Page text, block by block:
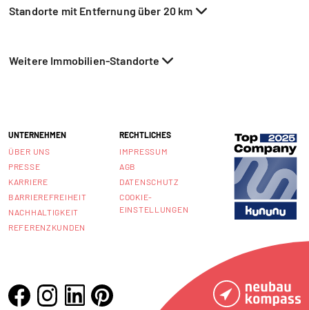
Standorte mit Entfernung über 20 km
Weitere Immobilien-Standorte
UNTERNEHMEN
ÜBER UNS
PRESSE
KARRIERE
BARRIEREFREIHEIT
NACHHALTIGKEIT
REFERENZKUNDEN
RECHTLICHES
IMPRESSUM
AGB
DATENSCHUTZ
COOKIE-
EINSTELLUNGEN